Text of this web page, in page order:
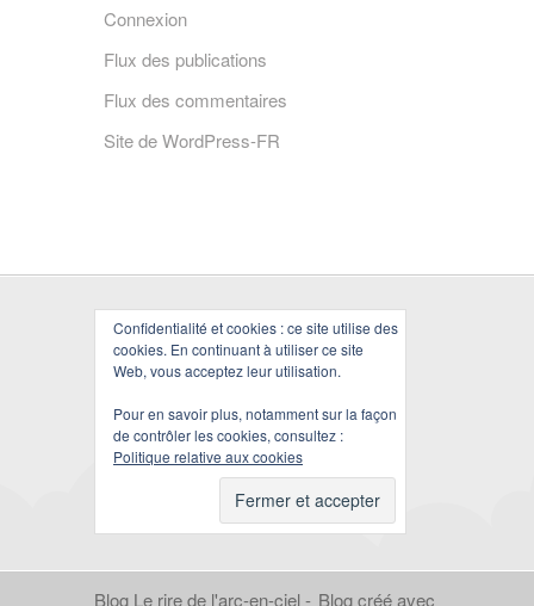
Connexion
Flux des publications
Flux des commentaires
Site de WordPress-FR
Confidentialité et cookies : ce site utilise des
cookies. En continuant à utiliser ce site
Web, vous acceptez leur utilisation.
Pour en savoir plus, notamment sur la façon
de contrôler les cookies, consultez :
Politique relative aux cookies
Blog Le rire de l'arc-en-ciel - Blog créé avec